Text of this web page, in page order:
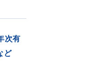
次有
ど